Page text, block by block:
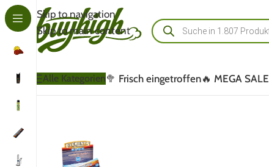
Skip to navigation
Skip to main content
Alle Kategorien🥦 Frisch eingetroffen🔥 MEGA SALE